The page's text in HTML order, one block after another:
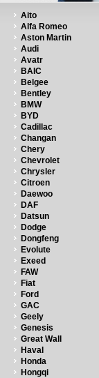
Aito
Alfa Romeo
Aston Martin
Audi
Avatr
BAIC
Belgee
Bentley
BMW
BYD
Cadillac
Changan
Chery
Chevrolet
Chrysler
Citroen
Daewoo
DAF
Datsun
Dodge
Dongfeng
Evolute
Exeed
FAW
Fiat
Ford
GAC
Geely
Genesis
Great Wall
Haval
Honda
Hongqi